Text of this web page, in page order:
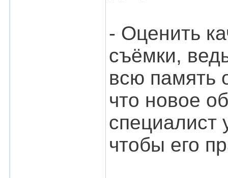
- Оценить
съёмки,
всю память
что новое
специалист
чтобы его